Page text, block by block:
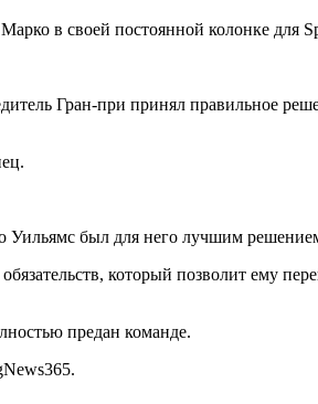
в своей постоянной колонке для
Гран-при принял правильное
Уильямс был для него лучшим
который позволит ему
предан команде.